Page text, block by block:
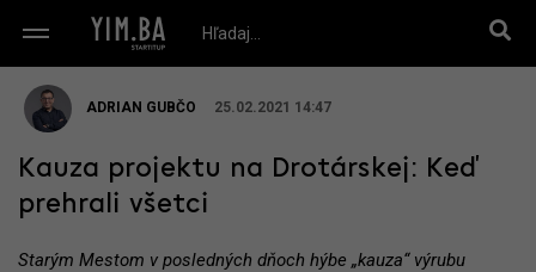
ADRIAN GUBČO 25.02.2021 14:47
Kauza projektu na Drotárskej: Keď
prehrali všetci
Starým Mestom v posledných dňoch hýbe „kauza“ výrubu